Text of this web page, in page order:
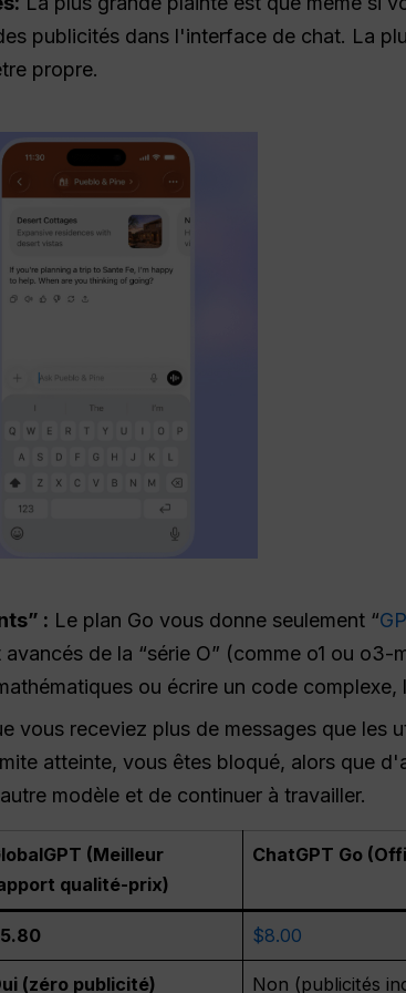
publicités dans l'interface de chat. La
propre.
: Le plan Go vous donne seulement “
de la “série O” (comme o1 ou
ou écrire un code
vous receviez plus de messages que les
atteinte, vous êtes bloqué, alors que
modèle et de continuer à travailler.
(Meilleur
qualité-prix)
ChatGPT Go
$8.00
(zéro publicité) Non (publicités